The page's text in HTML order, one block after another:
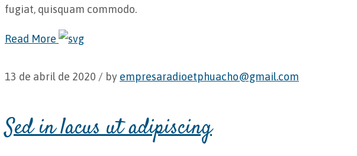
fugiat, quisquam commodo.
Read More
13 de abril de 2020 / by empresaradioetphuacho@gmail.com
Sed in lacus ut adipiscing